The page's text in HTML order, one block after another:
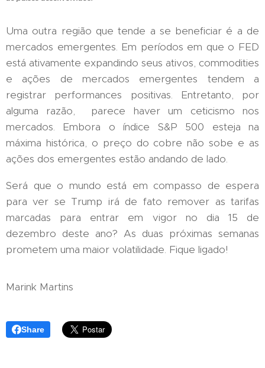
Uma outra região que tende a se beneficiar é a de
mercados emergentes. Em períodos em que o FED
está ativamente expandindo seus ativos, commodities
e ações de mercados emergentes tendem a
registrar performances positivas. Entretanto, por
alguma razão, parece haver um ceticismo nos
mercados. Embora o índice S&P 500 esteja na
máxima histórica, o preço do cobre não sobe e as
ações dos emergentes estão andando de lado.
Será que o mundo está em compasso de espera
para ver se Trump irá de fato remover as tarifas
marcadas para entrar em vigor no dia 15 de
dezembro deste ano? As duas próximas semanas
prometem uma maior volatilidade. Fique ligado!
Marink Martins
Share